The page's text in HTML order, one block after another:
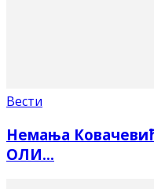
Вести
Немања
ОЛИ…